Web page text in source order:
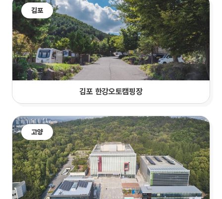
김포
김포 한강오토캠핑장
고양